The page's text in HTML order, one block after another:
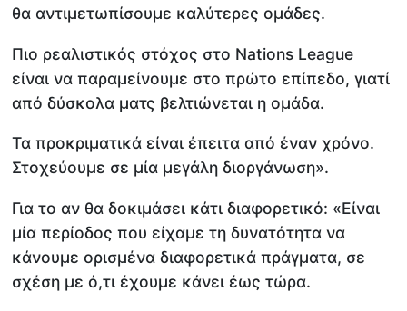
θα αντιμετωπίσουμε καλύτερες ομάδες.
Πιο ρεαλιστικός στόχος στο Nations League
είναι να παραμείνουμε στο πρώτο επίπεδο, γιατί
από δύσκολα ματς βελτιώνεται η ομάδα.
Τα προκριματικά είναι έπειτα από έναν χρόνο.
Στοχεύουμε σε μία μεγάλη διοργάνωση».
Για το αν θα δοκιμάσει κάτι διαφορετικό: «Είναι
μία περίοδος που είχαμε τη δυνατότητα να
κάνουμε ορισμένα διαφορετικά πράγματα, σε
σχέση με ό,τι έχουμε κάνει έως τώρα.